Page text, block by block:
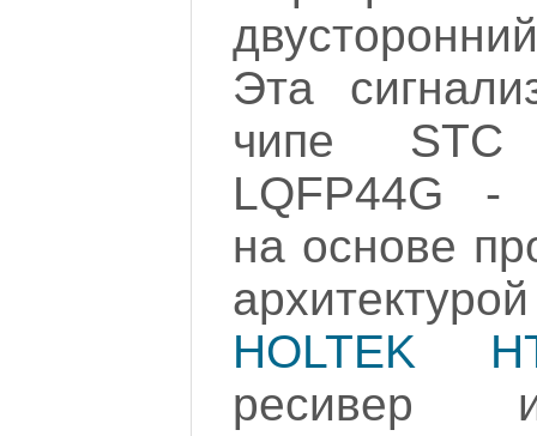
Эта
чипе STC
LQFP44G -
на основе
HOLTEK
ресивер